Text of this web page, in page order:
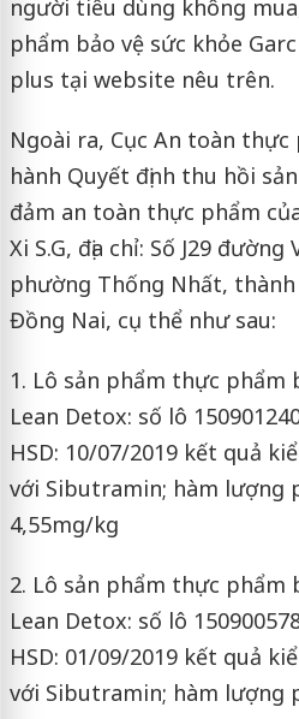
người tiêu dùng không
phẩm bảo vệ sức khỏe
plus tại website nêu trên.
Ngoài ra, Cục An toàn
hành Quyết định thu hồi
đảm an toàn thực phẩm
Xi S.G, địa chỉ: Số J29 đường
phường Thống Nhất,
Đồng Nai, cụ thể như sau:
1. Lô sản phẩm thực phẩm
Lean Detox: số lô
HSD: 10/07/2019 kết quả
với Sibutramin; hàm lượng
4,55mg/kg
2. Lô sản phẩm thực phẩm
Lean Detox: số lô
HSD: 01/09/2019 kết quả
với Sibutramin; hàm lượng